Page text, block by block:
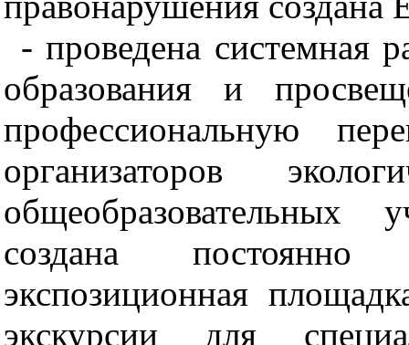
- проведена системная
образования и
профессиональную
организаторов
создана постоянно
экспозиционная
экскурсии для